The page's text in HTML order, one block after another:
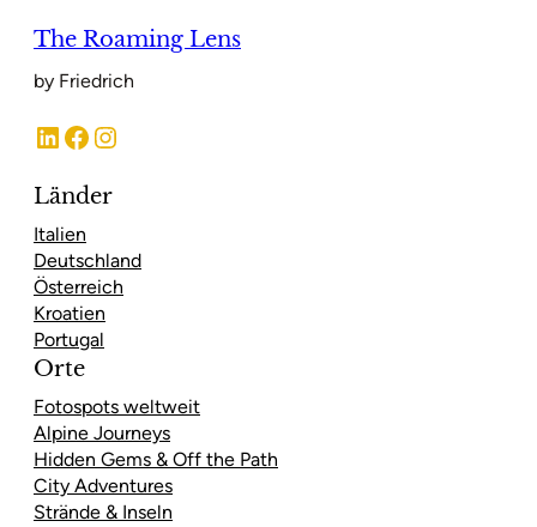
The Roaming Lens
by Friedrich
LinkedIn Facebook Instagram
Länder
Italien
Deutschland
Österreich
Kroatien
Portugal
Orte
Fotospots weltweit
Alpine Journeys
Hidden Gems & Off the Path
City Adventures
Strände & Inseln